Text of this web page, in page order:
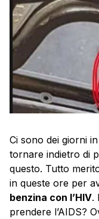
Ci sono dei giorni
tornare indietro di
questo. Tutto
in queste ore per
benzina con l’HIV.
prendere l’AIDS?